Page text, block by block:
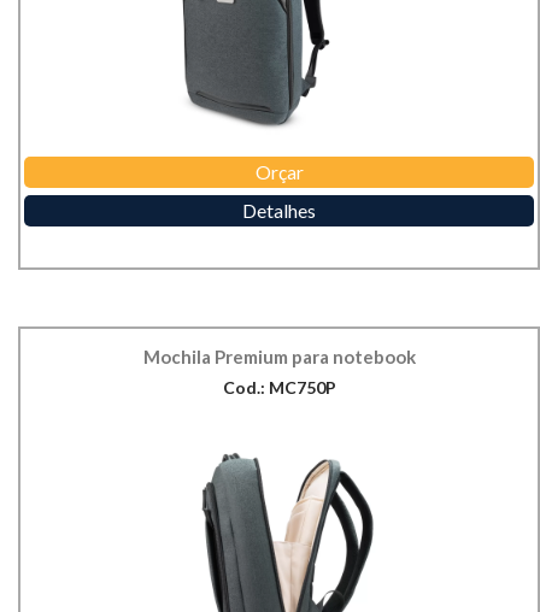
Orçar
Detalhes
Mochila Premium para notebook
Cod.: MC750P